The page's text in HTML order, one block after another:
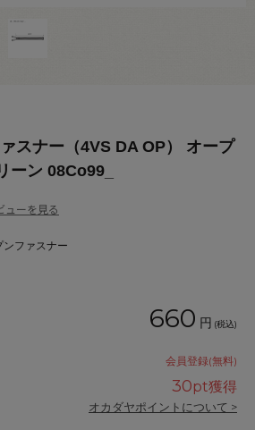
スナー（4VS DA OP） オープ
ーン 08Co99_
ューを見る
ンファスナー
660 円 (税込)
会員登録(無料)
30pt獲得
オカダヤポイントについて >